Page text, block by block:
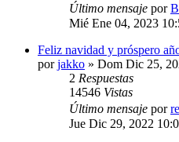
Último mensaje por
Mié Ene 04, 2023
Feliz navidad y próspero
porjakko » Dom Dic 25,
2 Respuestas
14546 Vistas
Último mensaje por
Jue Dic 29, 2022